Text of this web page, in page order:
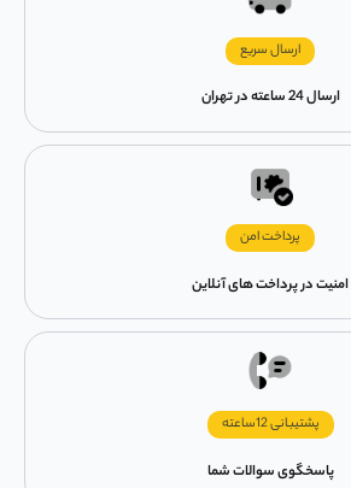
ارسال سریع
ارسال 24 ساعته در تهران
پرداخت امن
امنیت در پرداخت های آنلاین
پشتیبانی 12ساعته
پاسخگوی سوالات شما